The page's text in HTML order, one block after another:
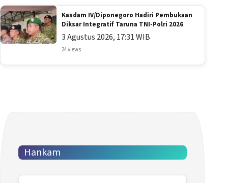
Kasdam IV/Diponegoro Hadiri Pembukaan
Diksar Integratif Taruna TNI-Polri 2026
3 Agustus 2026, 17:31 WIB
24 views
Hankam